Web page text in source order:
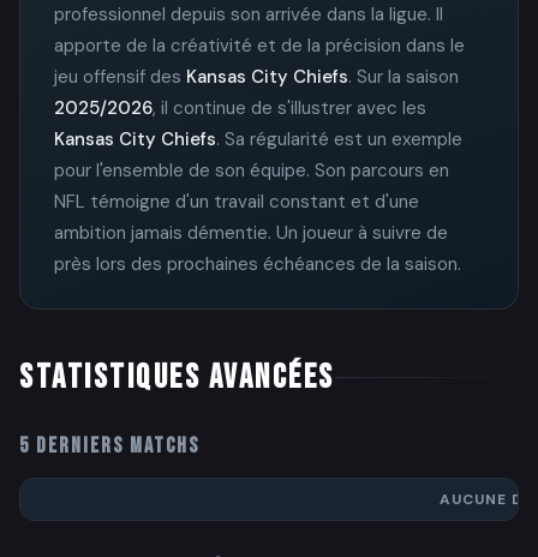
professionnel depuis son arrivée dans la ligue. Il
apporte de la créativité et de la précision dans le
jeu offensif des Kansas City Chiefs. Sur la saison
2025/2026, il continue de s'illustrer avec les
Kansas City Chiefs. Sa régularité est un exemple
pour l'ensemble de son équipe. Son parcours en
NFL témoigne d'un travail constant et d'une
ambition jamais démentie. Un joueur à suivre de
près lors des prochaines échéances de la saison.
STATISTIQUES AVANCÉES
5 DERNIERS MATCHS
AUCUNE